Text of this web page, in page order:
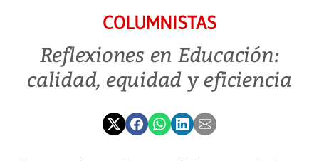
COLUMNISTAS
Reflexiones en Educación:
calidad, equidad y eficiencia